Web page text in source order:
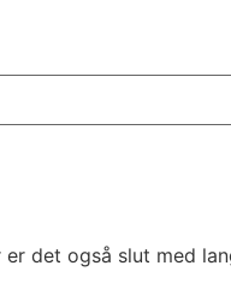
det også slut med